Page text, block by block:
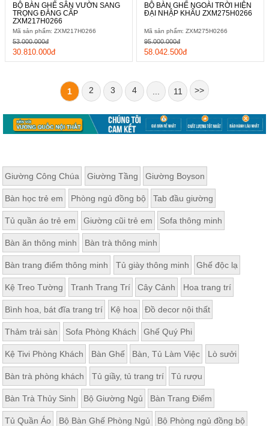
BỘ BÀN GHẾ SÂN VƯỜN SANG
TRỌNG ĐẲNG CẤP
ZXM217H0266
Mã sản phẩm: ZXM217H0266
30.810.000đ
53.000.000đ
BỘ BÀN GHẾ NGOÀI TRỜI HIỆN
ĐẠI NHẬP KHẨU ZXM275H0266
Mã sản phẩm: ZXM275H0266
58.042.500đ
95.000.000đ
1 2 3 4 11 >>
Giường Công Chúa Giường Tầng Giường Boyson
Bàn học trẻ em Phòng ngủ đồng bộ Tab đầu giường
Tủ quần áo trẻ em Giường cũi trẻ em Sofa thông minh
Bàn ăn thông minh Bàn trà thông minh
Bàn trang điểm thông minh Tủ giày thông minh Ghế độc lạ
Kệ Treo Tường Tranh Trang Trí Cây Cảnh Hoa trang trí
Bình hoa, bát đĩa trang trí Kệ hoa Đồ decor nội thất
Thảm trải sàn Sofa Phòng Khách Ghế Quý Phi
Kệ Tivi Phòng Khách Bàn Ghế Bàn, Tủ Làm Việc Lò sưởi
Bàn trà phòng khách Tủ giầy, tủ trang trí Tủ rượu
Bàn Trà Thủy Sinh Bộ Giường Ngủ Bàn Trang Điểm
Tủ Quần Áo Bộ Bàn Ghế Phòng Ngủ Bộ Phòng ngủ đồng bộ